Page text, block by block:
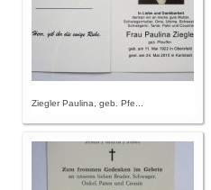
Ziegler Paulina, geb. Pfe...